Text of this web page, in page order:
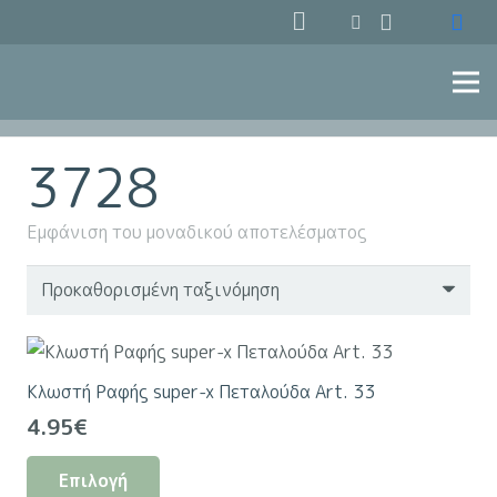
3728
Εμφάνιση του μοναδικού αποτελέσματος
Κλωστή Ραφής super-x Πεταλούδα Art. 33
4.95€
Επιλογή